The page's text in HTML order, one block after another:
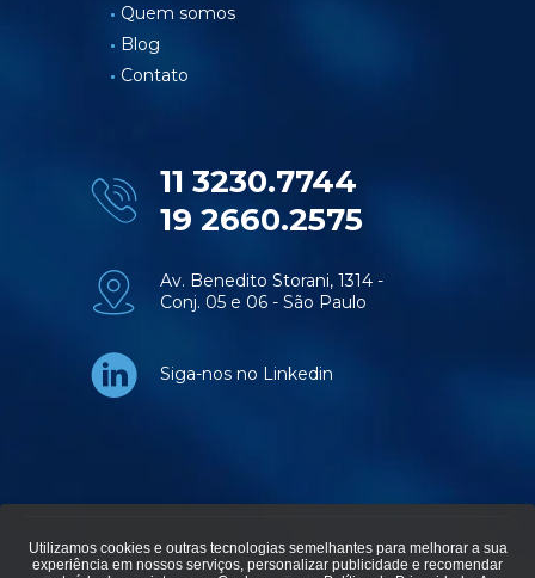
Quem somos
Blog
Contato
11 3230.7744
19 2660.2575
Av. Benedito Storani, 1314 -
Conj. 05 e 06 - São Paulo
Siga-nos no Linkedin
Utilizamos cookies e outras tecnologias semelhantes para melhorar a sua
experiência em nossos serviços, personalizar publicidade e recomendar